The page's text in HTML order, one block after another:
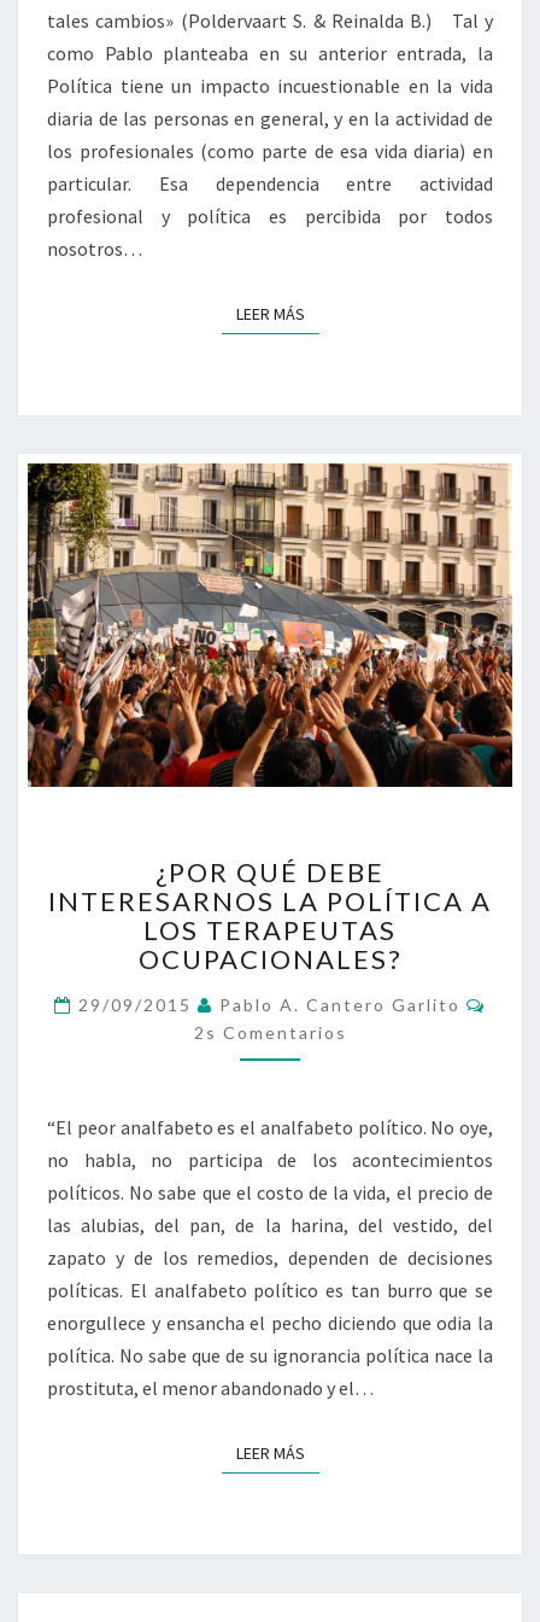
tales cambios» (Poldervaart S. & Reinalda B.) Tal y
como Pablo planteaba en su anterior entrada, la
Política tiene un impacto incuestionable en la vida
diaria de las personas en general, y en la actividad de
los profesionales (como parte de esa vida diaria) en
particular. Esa dependencia entre actividad
profesional y política es percibida por todos
nosotros…
LEER MÁSLEER MÁS
QUÉ
DEBE
INTERESARNOS
LA
A
LOS
TERAPEUTAS
¿POR QUÉ DEBE
INTERESARNOS LA POLÍTICA A
LOS TERAPEUTAS
OCUPACIONALES?
29/09/2015 Pablo A. Cantero Garlito
2s Comentarios
“El peor analfabeto es el analfabeto político. No oye,
no habla, no participa de los acontecimientos
políticos. No sabe que el costo de la vida, el precio de
las alubias, del pan, de la harina, del vestido, del
zapato y de los remedios, dependen de decisiones
políticas. El analfabeto político es tan burro que se
enorgullece y ensancha el pecho diciendo que odia la
política. No sabe que de su ignorancia política nace la
prostituta, el menor abandonado y el…
LEER MÁSLEER MÁS